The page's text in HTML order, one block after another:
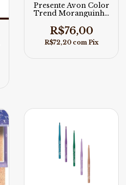
Presente Avon Color
Trend Moranguinho
R$76,00
R$72,20 com Pix